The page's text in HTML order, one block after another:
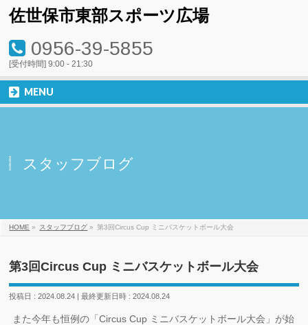
佐世保市東部スポーツ広場
0956-39-5855
[受付時間] 9:00 - 21:30
MENU
スタッフブログ
HOME » スタッフブログ » 第3回Circus Cup ミニバスケットボール大会
第3回Circus Cup ミニバスケットボール大会
投稿日 : 2024.08.24 最終更新日時 : 2024.08.24
また今年も恒例の「Circus Cup ミニバスケットボール大会」が始